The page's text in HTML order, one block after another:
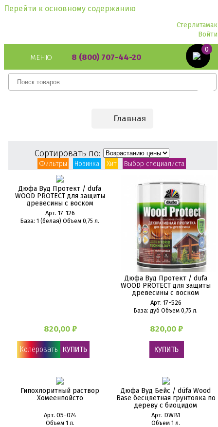
Перейти к основному содержанию
Стерлитамак
Войти
МЕНЮ 8 (800) 707-44-20
0
Главная
Сортировать по:
Фильтры Новинка Хит Выбор специалиста
Дюфа Вуд Протект / dufa
WOOD PROTECT для защиты
древесины с воском
Арт. 17-126
База: 1 (белая) Объем 0,75 л.
820,00 ₽
Колеровать КУПИТЬ
Дюфа Вуд Протект / dufa
WOOD PROTECT для защиты
древесины с воском
Арт. 17-526
База: дуб Объем 0,75 л.
820,00 ₽
КУПИТЬ
Гипохлоритный раствор
Хомеенпойсто
Арт. 05-074
Объем 1 л.
Дюфа Вуд Бейс / düfa Wood
Base бесцветная грунтовка по
дереву с биоцидом
Арт. DWB1
Объем 1 л.